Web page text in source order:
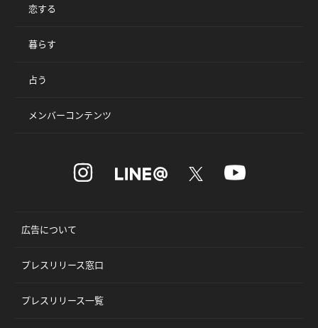
恋する
暮らす
占う
メンバーコンテンツ
広告について
プレスリリース窓口
プレスリリース一覧